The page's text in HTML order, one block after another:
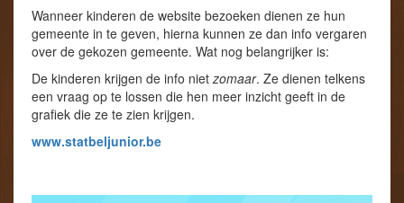
Wanneer kinderen de website bezoeken dienen ze hun
gemeente in te geven, hierna kunnen ze dan info vergaren
over de gekozen gemeente. Wat nog belangrijker is:
De kinderen krijgen de info niet zomaar. Ze dienen telkens
een vraag op te lossen die hen meer inzicht geeft in de
grafiek die ze te zien krijgen.
www.statbeljunior.be